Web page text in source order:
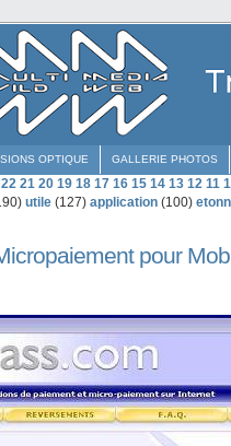
OPTIQUE GALLERIE PHOTOS
22 21 20 19 18 17 16 15 14 13 12 11
utile (127) application (100)
pour